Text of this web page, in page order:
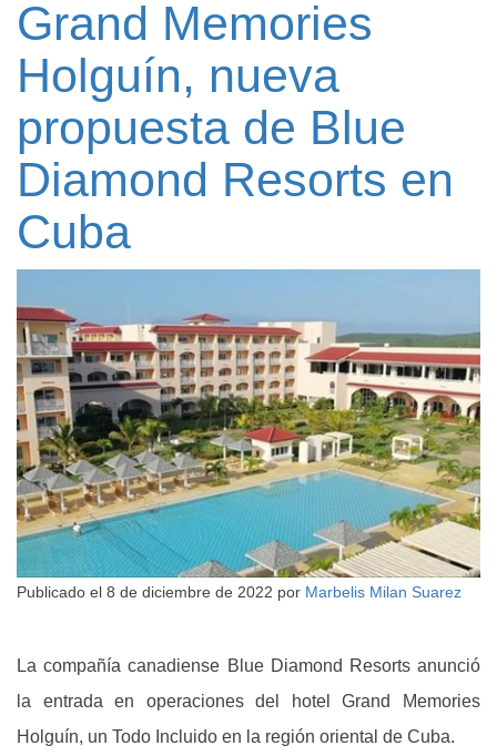
Grand Memories
Holguín, nueva
propuesta de Blue
Diamond Resorts en
Cuba
Publicado el 8 de diciembre de 2022 por Marbelis Milan Suarez
La compañía canadiense Blue Diamond Resorts anunció
la entrada en operaciones del hotel Grand Memories
Holguín, un Todo Incluido en la región oriental de Cuba.